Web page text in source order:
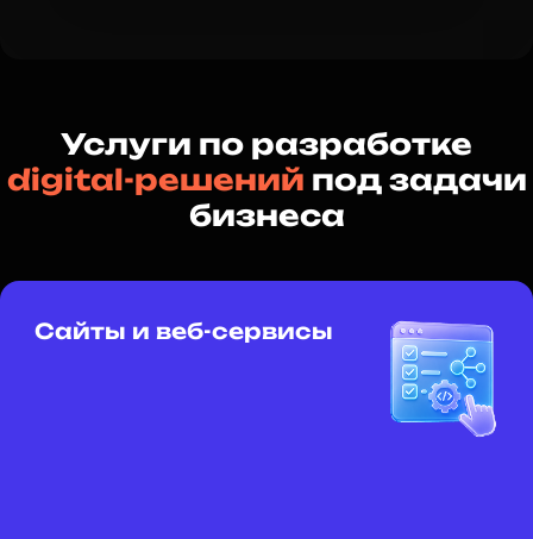
Услуги по разработке
digital-решений под задачи
бизнеса
Сайты и веб-сервисы